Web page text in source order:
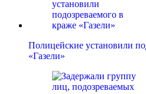
Полицейские установили
«Газели»